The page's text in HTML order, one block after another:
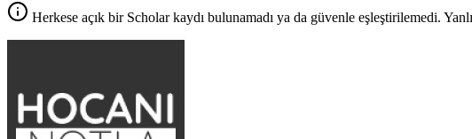
Herkese açık bir Scholar kaydı bulunamadı ya da güvenle eşleştirilemedi.